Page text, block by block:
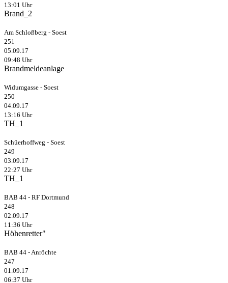
13:01 Uhr
Brand_2
Am Schloßberg - Soest
251
05.09.17
09:48 Uhr
Brandmeldeanlage
Widumgasse - Soest
250
04.09.17
13:16 Uhr
TH_1
Schüerhoffweg - Soest
249
03.09.17
22:27 Uhr
TH_1
BAB 44 - RF Dortmund
248
02.09.17
11:36 Uhr
Höhenretter"
BAB 44 - Anröchte
247
01.09.17
06:37 Uhr